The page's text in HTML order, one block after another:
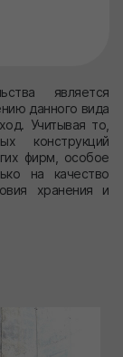
является
данного вида
Учитывая то,
конструкций
фирм, особое
на качество
хранения и